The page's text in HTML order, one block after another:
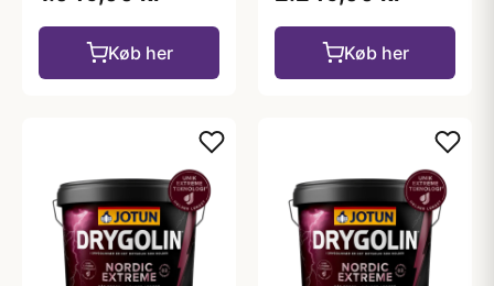
Køb her Køb her